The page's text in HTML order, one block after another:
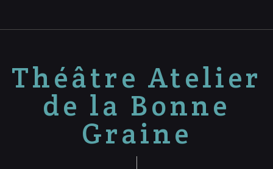
Théâtre Atelier
de la Bonne
Graine